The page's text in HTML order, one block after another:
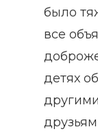
было
все
детях